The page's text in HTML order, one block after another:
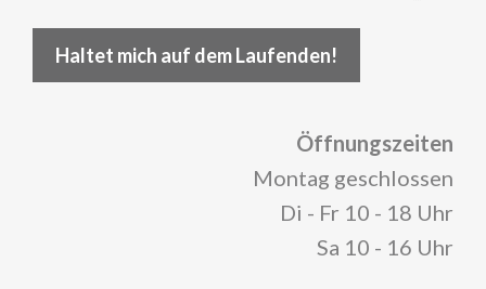
Haltet mich auf dem Laufenden!
Öffnungszeiten
Montag geschlossen
Di - Fr 10 - 18 Uhr
Sa 10 - 16 Uhr